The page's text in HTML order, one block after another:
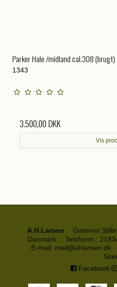
Parker Hale /midland cal.308 (brugt)
1343
3.500,00 DKK
Vis
A.H.Larsen Gammel
Danmark
Telefonnr. :
E-mail: mail@ahlarsen.dk
Facebook